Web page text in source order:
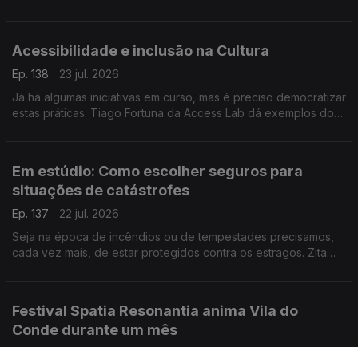
Acessibilidade e inclusão na Cultura
Ep. 138
23 jul. 2026
Já há algumas iniciativas em curso, mas é preciso democratizar
estas práticas. Tiago Fortuna da Access Lab dá exemplos do
Em estúdio: Como escolher seguros para
situações de catástrofes
Ep. 137
22 jul. 2026
Seja na época de incêndios ou de tempestades precisamos,
cada vez mais, de estar protegidos contra os estragos. Zita
Festival Spatia Resonantia anima Vila do
Conde durante um mês